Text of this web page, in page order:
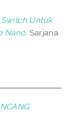
Untuk
Nano. Sarjana